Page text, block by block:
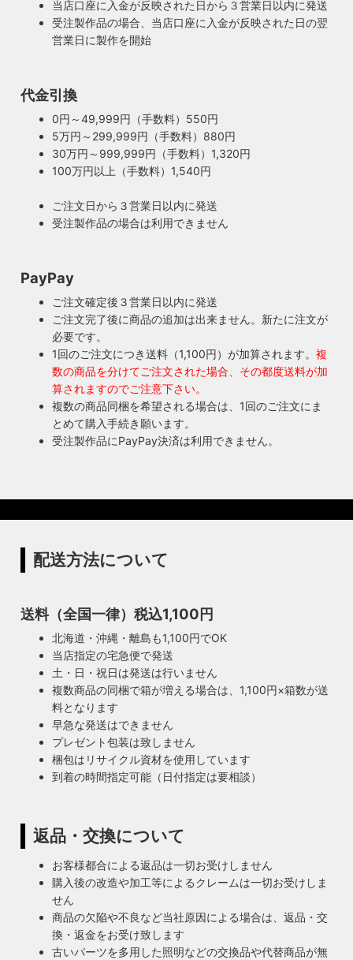
当店口座に入金が反映された日から３営業日以内に発送
受注製作品の場合、当店口座に入金が反映された日の翌
営業日に製作を開始
代金引換
0円～49,999円（手数料）550円
5万円～299,999円（手数料）880円
30万円～999,999円（手数料）1,320円
100万円以上（手数料）1,540円
ご注文日から３営業日以内に発送
受注製作品の場合は利用できません
PayPay
ご注文確定後３営業日以内に発送
ご注文完了後に商品の追加は出来ません。新たに注文が
必要です。
1回のご注文につき送料（1,100円）が加算されます。 複
数の商品を分けてご注文された場合、その都度送料が加
算されますのでご注意下さい。
複数の商品同梱を希望される場合は、1回のご注文にま
とめて購入手続き願います。
受注製作品にPayPay決済は利用できません。
配送方法について
送料（全国一律）税込1,100円
北海道・沖縄・離島も1,100円でOK
当店指定の宅急便で発送
土・日・祝日は発送は行いません
複数商品の同梱で箱が増える場合は、1,100円×箱数が送
料となります
早急な発送はできません
プレゼント包装は致しません
梱包はリサイクル資材を使用しています
到着の時間指定可能（日付指定は要相談）
返品・交換について
お客様都合による返品は一切お受けしません
購入後の改造や加工等によるクレームは一切お受けしま
せん
商品の欠陥や不良など当社原因による場合は、返品・交
換・返金をお受け致します
古いパーツを多用した照明などの交換品や代替商品が無